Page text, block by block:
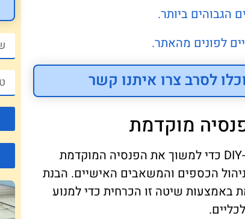
הגבוהים ביותר.
לפונים מהאתר.
לסרב צרו איתנו קשר
מוקדמת
בשנים האחרונות, יותר אנשים פונים לשיטת ה-DIY כדי למשוך את הפנסיה המוקדמת
הכספים והמשאבים האישיים. הבנת
באמצעות שיטה זו הכרחית כדי למנוע